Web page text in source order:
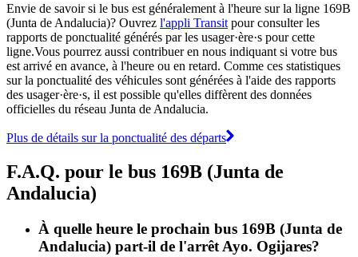
Envie de savoir si le bus est généralement à l'heure sur la ligne 169B
(Junta de Andalucia)? Ouvrez l'appli Transit pour consulter les
rapports de ponctualité générés par les usager·ère·s pour cette
ligne.Vous pourrez aussi contribuer en nous indiquant si votre bus
est arrivé en avance, à l'heure ou en retard. Comme ces statistiques
sur la ponctualité des véhicules sont générées à l'aide des rapports
des usager·ère·s, il est possible qu'elles diffèrent des données
officielles du réseau Junta de Andalucia.
Plus de détails sur la ponctualité des départs
F.A.Q. pour le bus 169B (Junta de
Andalucia)
À quelle heure le prochain bus 169B (Junta de
Andalucia) part-il de l'arrêt Ayo. Ogijares?